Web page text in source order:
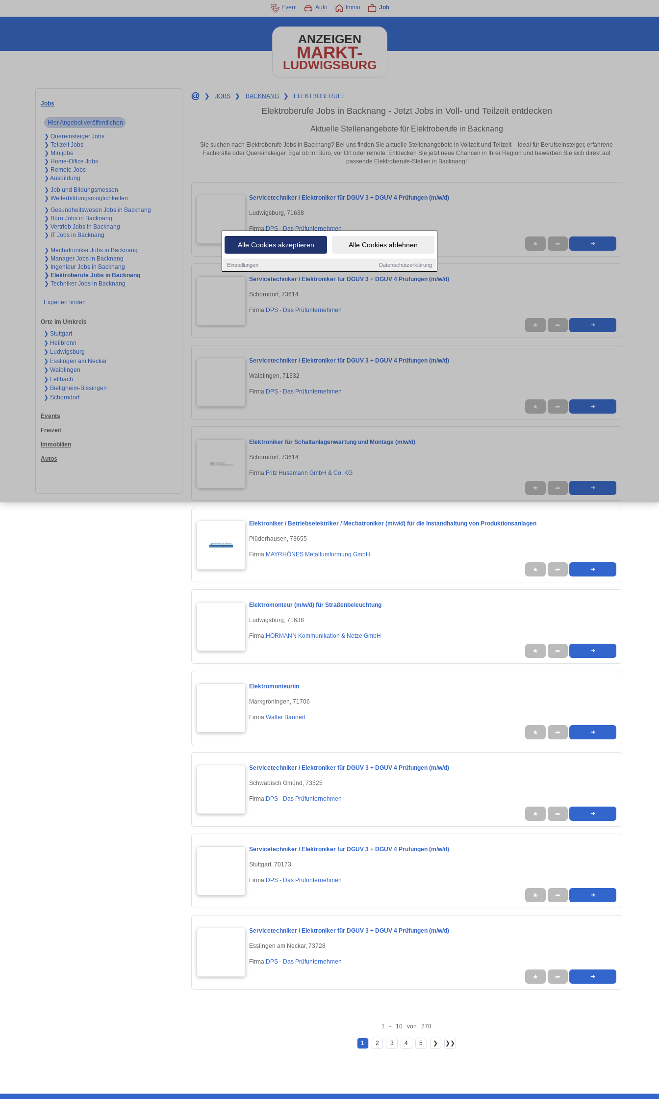
Alle Cookies akzeptieren Alle Cookies ablehnen
Einstellungen Datenschutzerklärung
Event Auto Immo Job
ANZEIGEN
MARKT-
LUDWIGSBURG
Jobs
Hier Angebot veröffentlichen
❯ Quereinsteiger Jobs
❯ Teilzeit Jobs
❯ Minijobs
❯ Home-Office Jobs
❯ Remote Jobs
❯ Ausbildung
❯ Job und Bildungsmessen
❯ Weiterbildungsmöglichkeiten
❯ Gesundheitswesen Jobs in Backnang
❯ Büro Jobs in Backnang
❯ Vertrieb Jobs in Backnang
❯ IT Jobs in Backnang
❯ Mechatroniker Jobs in Backnang
❯ Manager Jobs in Backnang
❯ Ingenieur Jobs in Backnang
❯ Elektroberufe Jobs in Backnang
❯ Techniker Jobs in Backnang
Experten finden
Orte im Umkreis
❯ Stuttgart
❯ Heilbronn
❯ Ludwigsburg
❯ Esslingen am Neckar
❯ Waiblingen
❯ Fellbach
❯ Bietigheim-Bissingen
❯ Schorndorf
Events
Freizeit
Immobilien
Autos
❯ JOBS ❯ BACKNANG ❯ ELEKTROBERUFE
Elektroberufe Jobs in Backnang - Jetzt Jobs in Voll- und Teilzeit entdecken
Aktuelle Stellenangebote für Elektroberufe in Backnang
Sie suchen nach Elektroberufe Jobs in Backnang? Bei uns finden Sie aktuelle Stellenangebote in Vollzeit und Teilzeit – ideal für Berufseinsteiger, erfahrene
Fachkräfte oder Quereinsteiger. Egal ob im Büro, vor Ort oder remote: Entdecken Sie jetzt neue Chancen in Ihrer Region und bewerben Sie sich direkt auf
passende Elektroberufe-Stellen in Backnang!
Servicetechniker / Elektroniker für DGUV 3 + DGUV 4 Prüfungen (m/w/d)
Ludwigsburg, 71638
Firma:DPS - Das Prüfunternehmen
★ ➦ ➜
Servicetechniker / Elektroniker für DGUV 3 + DGUV 4 Prüfungen (m/w/d)
Schorndorf, 73614
Firma:DPS - Das Prüfunternehmen
★ ➦ ➜
Servicetechniker / Elektroniker für DGUV 3 + DGUV 4 Prüfungen (m/w/d)
Waiblingen, 71332
Firma:DPS - Das Prüfunternehmen
★ ➦ ➜
Elektroniker für Schaltanlagenwartung und Montage (m/w/d)
Schorndorf, 73614
Firma:Fritz Husemann GmbH & Co. KG
★ ➦ ➜
Elektroniker / Betriebselektriker / Mechatroniker (m/w/d) für die Instandhaltung von Produktionsanlagen
Plüderhausen, 73655
Firma:MAYRHÖNES Metallumformung GmbH
★ ➦ ➜
Elektromonteur (m/w/d) für Straßenbeleuchtung
Ludwigsburg, 71638
Firma:HÖRMANN Kommunikation & Netze GmbH
★ ➦ ➜
Elektromonteur/in
Markgröningen, 71706
Firma:Walter Bannert
★ ➦ ➜
Servicetechniker / Elektroniker für DGUV 3 + DGUV 4 Prüfungen (m/w/d)
Schwäbisch Gmünd, 73525
Firma:DPS - Das Prüfunternehmen
★ ➦ ➜
Servicetechniker / Elektroniker für DGUV 3 + DGUV 4 Prüfungen (m/w/d)
Stuttgart, 70173
Firma:DPS - Das Prüfunternehmen
★ ➦ ➜
Servicetechniker / Elektroniker für DGUV 3 + DGUV 4 Prüfungen (m/w/d)
Esslingen am Neckar, 73728
Firma:DPS - Das Prüfunternehmen
★ ➦ ➜
1 - 10 von 278
1 2 3 4 5 ❯ ❯❯